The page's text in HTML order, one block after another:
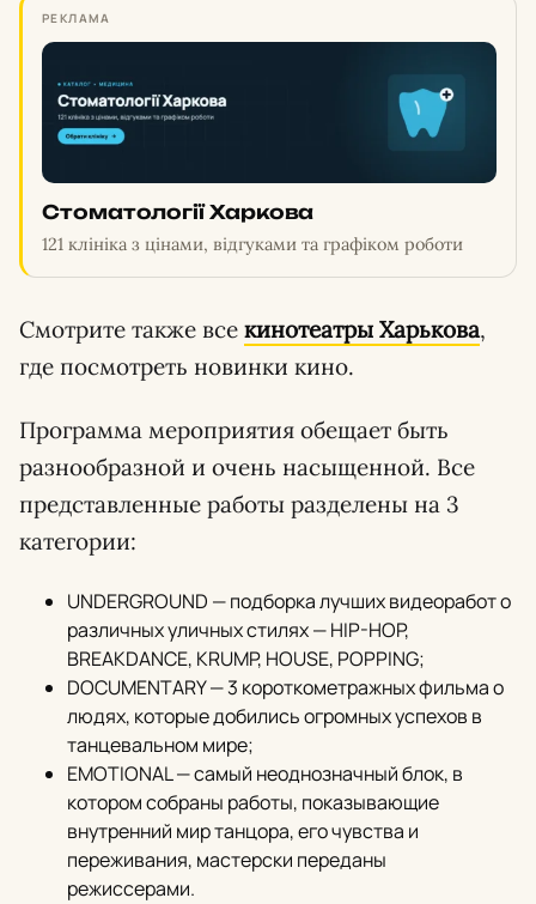
РЕКЛАМА
Стоматології Харкова
121 клініка з цінами, відгуками та графіком роботи
Смотрите также все кинотеатры Харькова,
где посмотреть новинки кино.
Программа мероприятия обещает быть
разнообразной и очень насыщенной. Все
представленные работы разделены на 3
категории:
UNDERGROUND — подборка лучших видеоработ о
различных уличных стилях — HIP-HOP,
BREAKDANCE, KRUMP, HOUSE, POPPING;
DOCUMENTARY — 3 короткометражных фильма о
людях, которые добились огромных успехов в
танцевальном мире;
EMOTIONAL — самый неоднозначный блок, в
котором собраны работы, показывающие
внутренний мир танцора, его чувства и
переживания, мастерски переданы
режиссерами.